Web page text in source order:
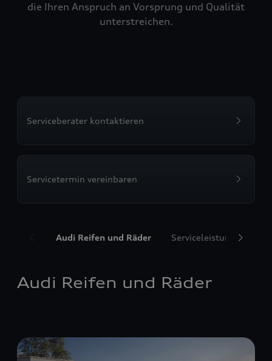
die Ihren Anspruch an Vorsprung und Qualität
unterstreichen.
Serviceberater kontaktieren
Servicetermin vereinbaren
Audi Reifen und Räder Serviceleistungen
Audi Reifen und Räder